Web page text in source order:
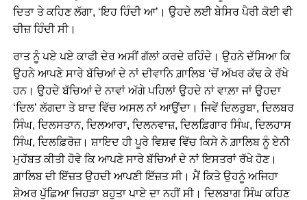
ਦਿਤਾ ਤੇ ਕਹਿਣ ਲੱਗਾ, ‘ਇਹ ਹਿੰਦੀ ਆ’। ਉਹਦੇ ਲਈ ਬੇਸਿਰ ਪੈਰੀ ਕੋਈ ਵੀ
ਚੀਜ਼ ਹਿੰਦੀ ਸੀ।
ਰਾਤ ਨੂੰ ਪਏ ਪਏ ਕਾਫੀ ਦੇਰ ਅਸੀਂ ਗੱਲਾਂ ਕਰਦੇ ਰਹਿੰਦੇ। ਉਹਨੇ ਦੱਸਿਆ ਕਿ
ਉਹਨੇ ਆਪਣੇ ਸਾਰੇ ਬੱਚਿਆਂ ਦੇ ਨਾਂ ਦੀਵਾਨਿ ਗ਼ਾਲਿਬ ‘ਚੋਂ ਅੱਖਰ ਕੱਢ ਕੇ ਰੱਖੇ
ਹਨ। ਉਹਦੇ ਬੱਚਿਆਂ ਦੇ ਨਾਵਾਂ ਅੱਗੇ ਪਹਿਲਾਂ ਉਹਦੇ ਨਾਂ ਵਾਲ਼ਾ ਜਾਂ ਉਹਦਾ
‘ਦਿਲ’ ਲੱਗਦਾ ਤੇ ਬਾਦ ਵਿੱਚ ਅਸਲ ਨਾਂ ਆਉਂਦਾ। ਜਿਵੇਂ ਦਿਲਰੁਬਾ, ਦਿਲਬਰ
ਸਿੰਘ, ਦਿਲਸਤਾਨ, ਦਿਲਆਰਾ, ਦਿਲਨਵਾਜ਼, ਦਿਲਫ਼ਿਗਾਰ ਸਿੰਘ, ਦਿਲਹਾਸ
ਸਿੰਘ, ਦਿਲਫ਼ਿਰੋਜ਼। ਸ਼ਾਇਦ ਹੀ ਪੂਰੇ ਵਿਸ਼ਵ ਵਿੱਚ ਕਿਸੇ ਨੇ ਗ਼ਾਲਿਬ ਨੂੰ ਏਨੀ
ਮੁਹੱਬਤ ਕੀਤੀ ਹੋਵੇ ਕਿ ਆਪਣੇ ਸਾਰੇ ਬੱਚਿਆਂ ਦੇ ਨਾਂ ਇਸਤਰਾਂ ਰੱਖੇ ਹੋਣ।
ਗ਼ਾਲਿਬ ਦੀ ਇੱਜ਼ਤ ਉਹਦੀ ਆਪਣੀ ਇੱਜ਼ਤ ਸੀ। ਮੈਂ ਕਿਤੇ ਉਹਨੂੰ ਅਜਿਹਾ
ਸ਼ੇਅਰ ਪੁੱਛਿਆ ਜਿਹੜਾ ਬਹੁਤਾ ਪਾਏ ਦਾ ਨਹੀਂ ਸੀ। ਦਿਲਬਾਗ ਸਿੰਘ ਕਹਿਣ